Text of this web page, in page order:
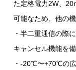
た定格電力2W、
可能なため、他の
・半二重通信の際
キャンセル機能を備
・-20℃〜+70℃の広